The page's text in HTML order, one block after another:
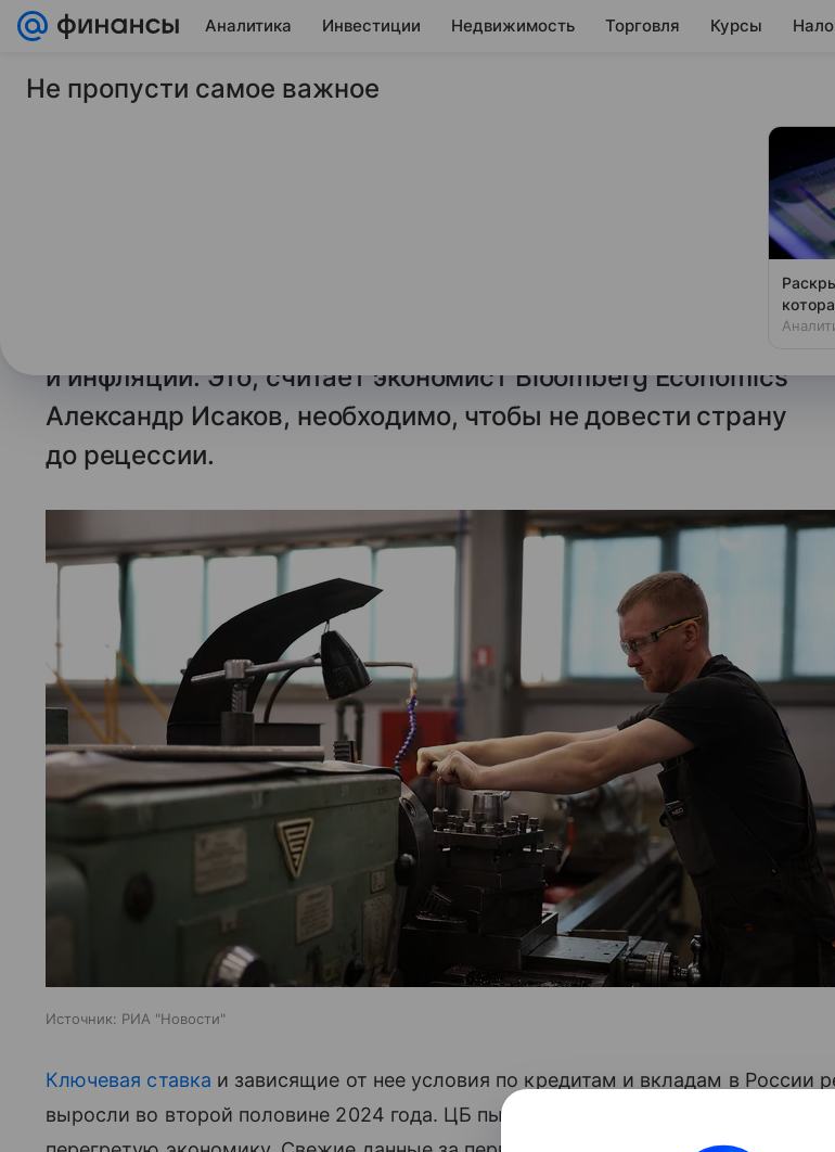
Аналитика Инвестиции Недвижимость Торговля Курсы
4 мая 2025 Финансы Mail
на сезонность, и в ближайшие месяцы Центробанку
балансировать между рисками для экономического роста
и инфляции. Это, считает экономист Bloomberg Economics
Александр Исаков, необходимо, чтобы не довести страну
до рецессии.
Источник: РИА "Новости"
Ключевая ставка и зависящие от нее условия по кредитам и вкладам в России
выросли во второй половине 2024 года. ЦБ пытался сдержать
Не пропусти самое важное